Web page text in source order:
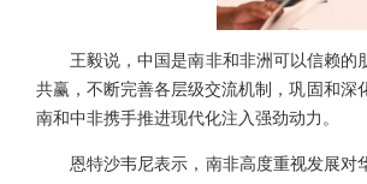
王毅说，中国是南非和非洲可以信赖
共赢，不断完善各层级交流机制，巩固和深
南和中非携手推进现代化注入强劲动力。
恩特沙韦尼表示，南非高度重视发展对